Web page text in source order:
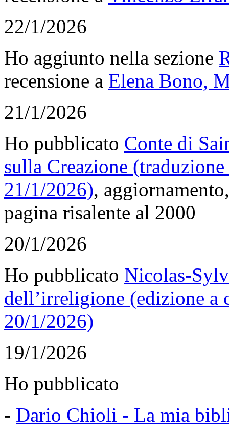
22/1/2026
Ho aggiunto nella sezione
recensione a Elena Bono,
21/1/2026
Ho pubblicato Conte di
sulla Creazione
21/1/2026),
pagina risalente al 2000
20/1/2026
Ho pubblicato Nicolas-
dell’irreligione (edizione
20/1/2026)
19/1/2026
Ho pubblicato
- Dario Chioli - La mia